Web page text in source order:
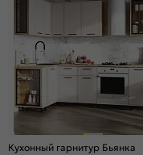
Кухонный гарнитур Бьянка